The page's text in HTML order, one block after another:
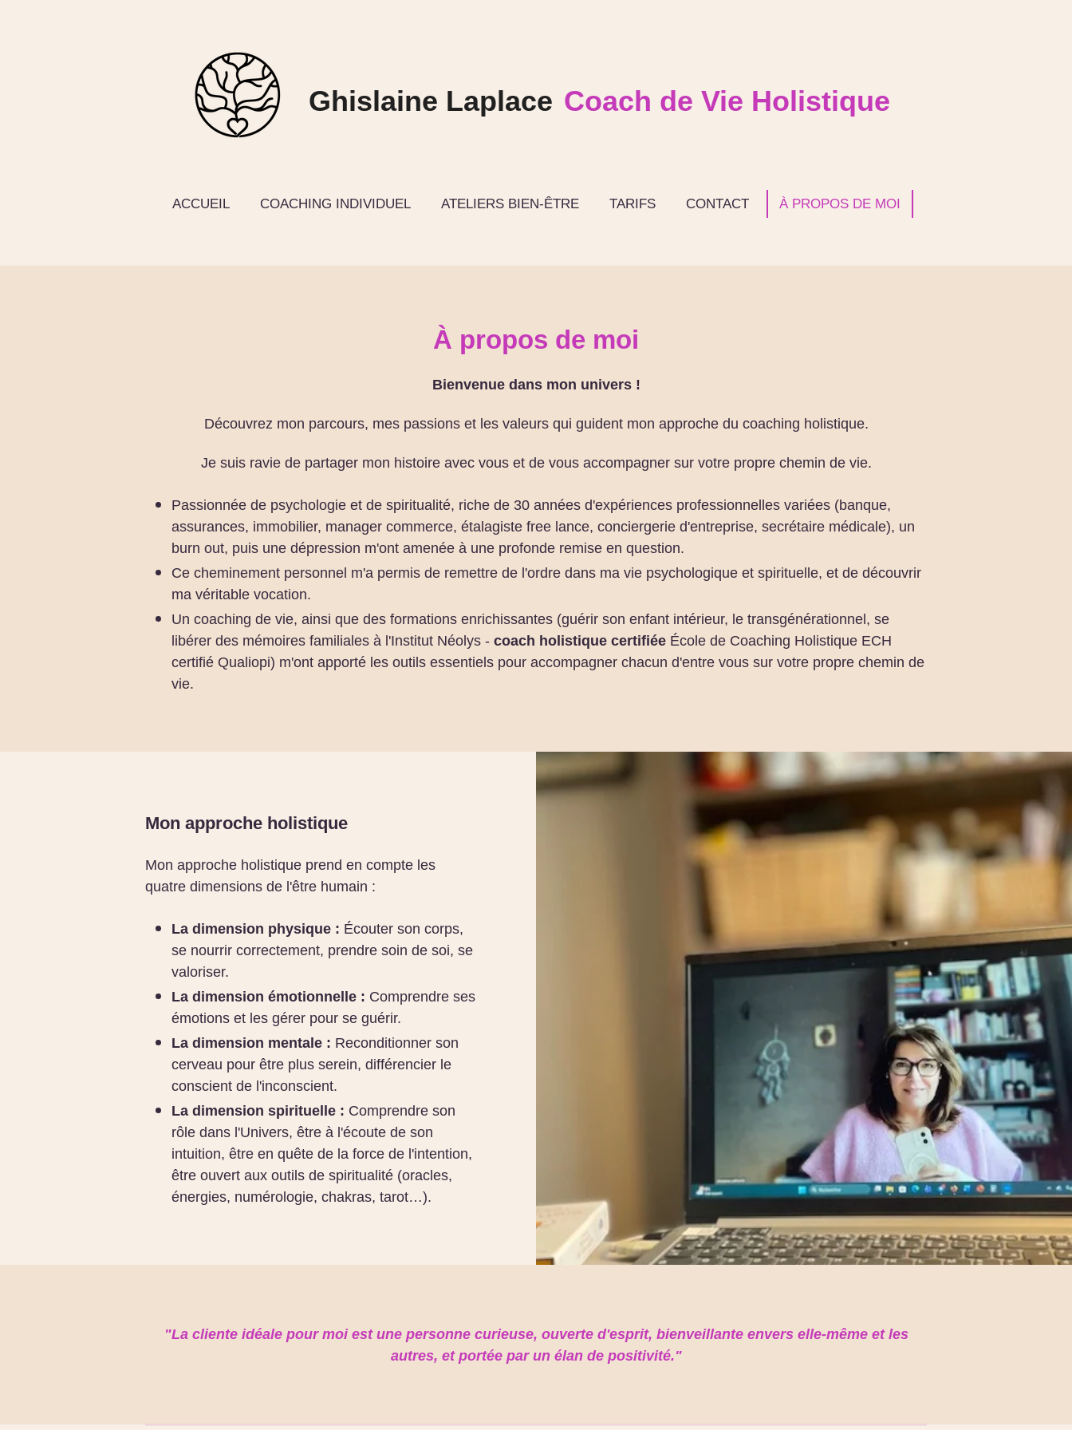
Ghislaine Laplace Coach de Vie Holistique
ACCUEIL COACHING INDIVIDUEL ATELIERS BIEN-ÊTRE TARIFS CONTACT À PROPOS DE MOI
À propos de moi
Bienvenue dans mon univers !
Découvrez mon parcours, mes passions et les valeurs qui guident mon approche du coaching holistique.
Je suis ravie de partager mon histoire avec vous et de vous accompagner sur votre propre chemin de vie.
Passionnée de psychologie et de spiritualité, riche de 30 années d'expériences professionnelles variées (banque,
assurances, immobilier, manager commerce, étalagiste free lance, conciergerie d'entreprise, secrétaire médicale), un
burn out, puis une dépression m'ont amenée à une profonde remise en question.
Ce cheminement personnel m'a permis de remettre de l'ordre dans ma vie psychologique et spirituelle, et de découvrir
ma véritable vocation.
Un coaching de vie, ainsi que des formations enrichissantes (guérir son enfant intérieur, le transgénérationnel, se
libérer des mémoires familiales à l'Institut Néolys - coach holistique certifiée École de Coaching Holistique ECH
certifié Qualiopi) m'ont apporté les outils essentiels pour accompagner chacun d'entre vous sur votre propre chemin de
vie.
Mon approche holistique
Mon approche holistique prend en compte les
quatre dimensions de l'être humain :
La dimension physique : Écouter son corps,
se nourrir correctement, prendre soin de soi, se
valoriser.
La dimension émotionnelle : Comprendre ses
émotions et les gérer pour se guérir.
La dimension mentale : Reconditionner son
cerveau pour être plus serein, différencier le
conscient de l'inconscient.
La dimension spirituelle : Comprendre son
rôle dans l'Univers, être à l'écoute de son
intuition, être en quête de la force de l'intention,
être ouvert aux outils de spiritualité (oracles,
énergies, numérologie, chakras, tarot…).
"La cliente idéale pour moi est une personne curieuse, ouverte d'esprit, bienveillante envers elle-même et les
autres, et portée par un élan de positivité."